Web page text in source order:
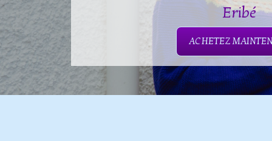
Eribé
ACHETEZ